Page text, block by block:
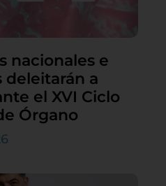
nacionales e
deleitarán a
el XVI Ciclo
Órgano